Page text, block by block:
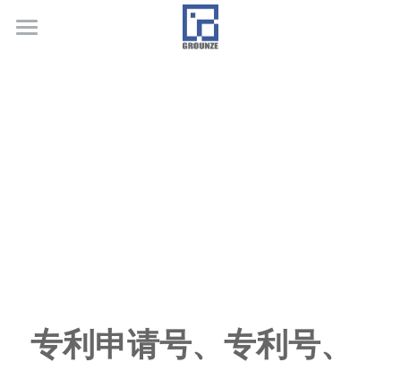
专利申请号、专利号、